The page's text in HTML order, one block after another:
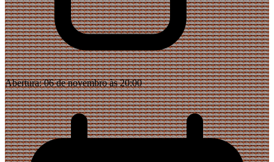
Abertura:06 de novembro às 20:00